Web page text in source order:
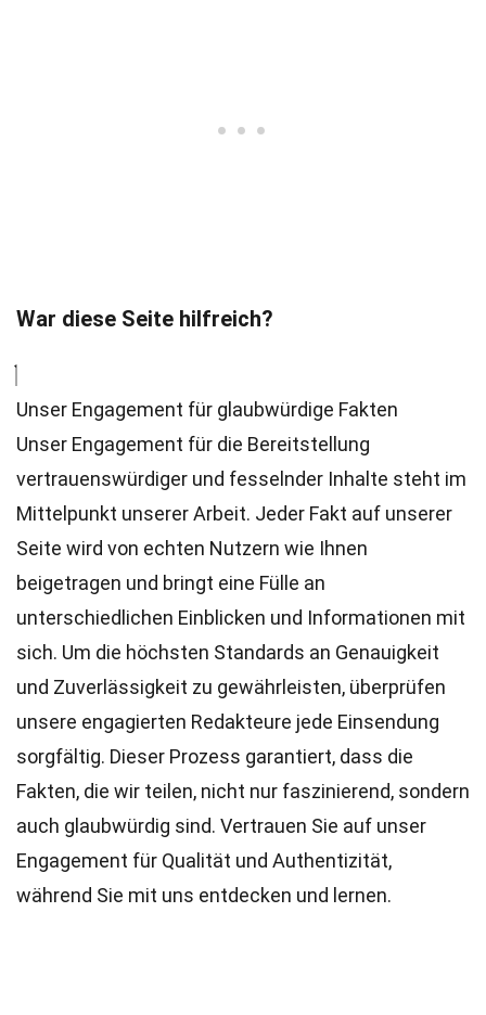
War diese Seite hilfreich?
Unser Engagement für glaubwürdige Fakten
Unser Engagement für die Bereitstellung
vertrauenswürdiger und fesselnder Inhalte steht im
Mittelpunkt unserer Arbeit. Jeder Fakt auf unserer
Seite wird von echten Nutzern wie Ihnen
beigetragen und bringt eine Fülle an
unterschiedlichen Einblicken und Informationen mit
sich. Um die höchsten Standards an Genauigkeit
und Zuverlässigkeit zu gewährleisten, überprüfen
unsere engagierten Redakteure jede Einsendung
sorgfältig. Dieser Prozess garantiert, dass die
Fakten, die wir teilen, nicht nur faszinierend, sondern
auch glaubwürdig sind. Vertrauen Sie auf unser
Engagement für Qualität und Authentizität,
während Sie mit uns entdecken und lernen.